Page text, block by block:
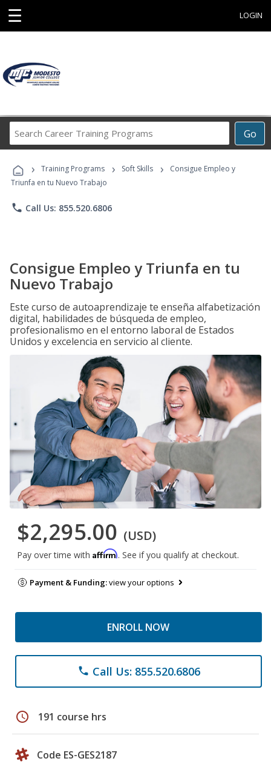
☰ LOGIN
Go
Career
Programs
› Training Programs › Soft Skills ›
Consigue Empleo y
Triunfa en tu Nuevo Trabajo
phone Call Us: 855.520.6806
Consigue Empleo y Triunfa en tu
Nuevo Trabajo
Este curso de autoaprendizaje te enseña alfabetización
digital, habilidades de búsqueda de empleo,
profesionalismo en el entorno laboral de Estados
Unidos y excelencia en servicio al cliente.
$2,295.00 (USD)
Pay over time with Affirm. See if you qualify at checkout.
Payment & Funding:view your options
ENROLL NOW
phone Call Us: 855.520.6806
schedule 191 course hrs
Code ES-GES2187